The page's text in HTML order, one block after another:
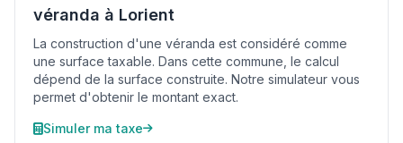
véranda à Lorient
La construction d'une véranda est considéré comme
une surface taxable. Dans cette commune, le calcul
dépend de la surface construite. Notre simulateur vous
permet d'obtenir le montant exact.
Simuler ma taxe